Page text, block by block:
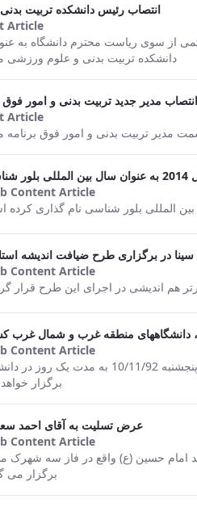
انتصاب رئیس دانشکده تربیت
Article
This result comes from the
از سوی ریاست محترم دانشگاه به
دانشکده تربیت بدنی و علوم ورزشی
انتصاب مدیر جدید تربیت بدنی و امور فوق
Article
This result comes from
تربیت بدنی و امور فوق برنامه
Content Article
This result
سینا در برگزاری طرح ضیافت اندیشه
Content Article
This result
هم اندیشی در اجرای این طرح قرار
دانشگاههای منطقه غرب و شمال غرب
Content Article
This resultچهارمین نشست کمیته طرح و برنامه، دانشگاههای منطقه غرب و شمال غرب کشور پنجشنبه 10/11/92 به مدت
برگزار
عرض تسلیت به آقای احمد
Content Article
This result
آقای احمد سعیدی چهارشنبه 92/11/2 ساعت 10:30 تا 13 در مسجد امام حسین (ع) واقع در فاز سه
برگزار می